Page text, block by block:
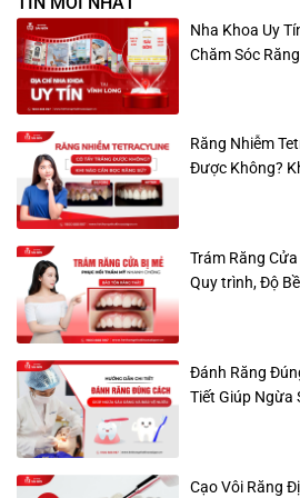
Nha Khoa Uy
Chăm Sóc
Răng Nhiễm
Được Không?
Trám Răng
Quy trình, Độ
Đánh Răng
Tiết Giúp Ngừa
Cạo Vôi Răng